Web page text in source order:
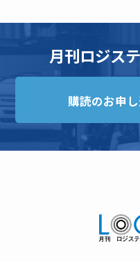
月刊ロジス
購読のお申